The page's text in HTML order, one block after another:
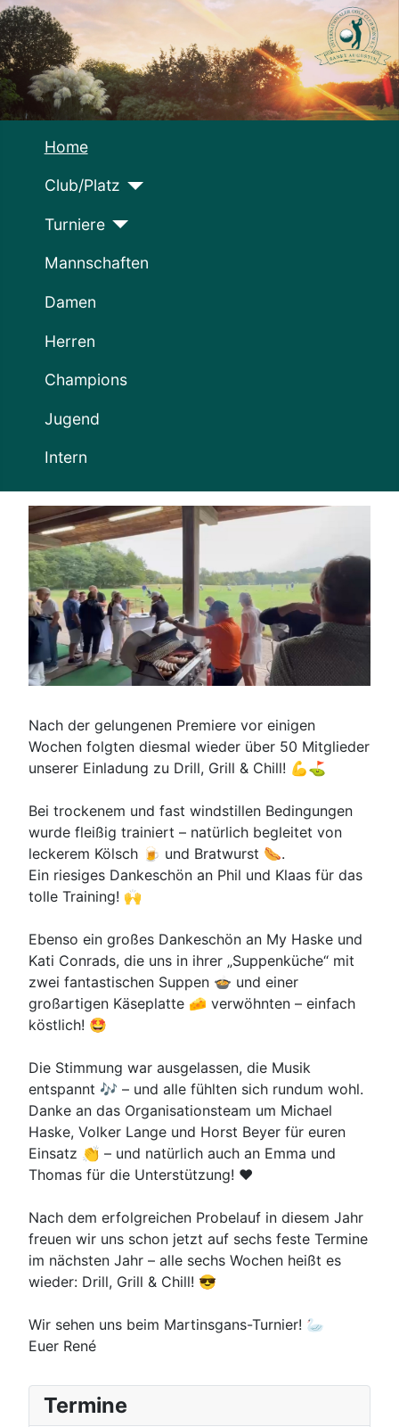
Home
Club/Platz
Turniere
Mannschaften
Damen
Herren
Champions
Jugend
Intern
Nach der gelungenen Premiere vor einigen
Wochen folgten diesmal wieder über 50 Mitglieder
unserer Einladung zu Drill, Grill & Chill! 💪⛳️
Bei trockenem und fast windstillen Bedingungen
wurde fleißig trainiert – natürlich begleitet von
leckerem Kölsch 🍺 und Bratwurst 🌭.
Ein riesiges Dankeschön an Phil und Klaas für das
tolle Training! 🙌
Ebenso ein großes Dankeschön an My Haske und
Kati Conrads, die uns in ihrer „Suppenküche“ mit
zwei fantastischen Suppen 🍲 und einer
großartigen Käseplatte 🧀 verwöhnten – einfach
köstlich! 🤩
Die Stimmung war ausgelassen, die Musik
entspannt 🎶 – und alle fühlten sich rundum wohl.
Danke an das Organisationsteam um Michael
Haske, Volker Lange und Horst Beyer für euren
Einsatz 👏 – und natürlich auch an Emma und
Thomas für die Unterstützung! ❤️
Nach dem erfolgreichen Probelauf in diesem Jahr
freuen wir uns schon jetzt auf sechs feste Termine
im nächsten Jahr – alle sechs Wochen heißt es
wieder: Drill, Grill & Chill! 😎
Wir sehen uns beim Martinsgans-Turnier! 🦢
Euer René
Termine